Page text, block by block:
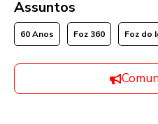
Assuntos
60 Anos Foz 360 Foz do